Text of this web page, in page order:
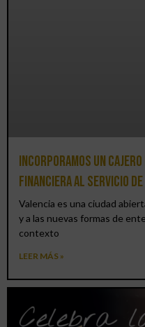
Incorporamos un cajero
financiera al servicio
Valencia es una ciudad
y a las nuevas formas de
contexto
LEER MÁS »